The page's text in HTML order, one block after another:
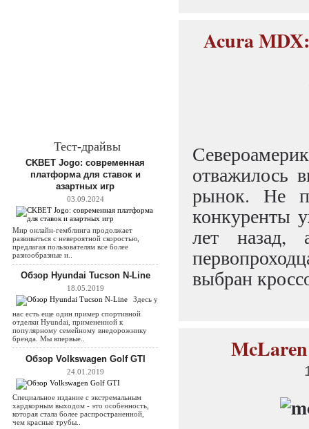
Тест-драйвы
CKBET Jogo: современная
платформа для ставок и
азартных игр
03.09.2024
Мир онлайн-гемблинга продолжает
развиваться с невероятной скоростью,
предлагая пользователям все более
разнообразные и..
Обзор Hyundai Tucson N-Line
18.05.2019
Здесь у
нас есть еще один пример спортивной
отделки Hyundai, примененной к
популярному семейному внедорожнику
бренда. Мы впервые..
Обзор Volkswagen Golf GTI
24.01.2019
Специальное издание с экстремальным
хардкорным выходом - это особенность,
которая стала более распространенной,
чем красные трубы..
Acura
отважилось
рынок. Не
конкуренты
лет
выбран